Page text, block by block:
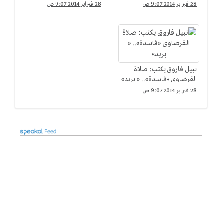
28 فبراير 2014 9:07 ص 28 فبراير 2014 9:07 ص
نبيل فاروق يكتب: صلاة
القرضاوى «فاسدة».. « بريد»
28 فبراير 2014 9:07 ص